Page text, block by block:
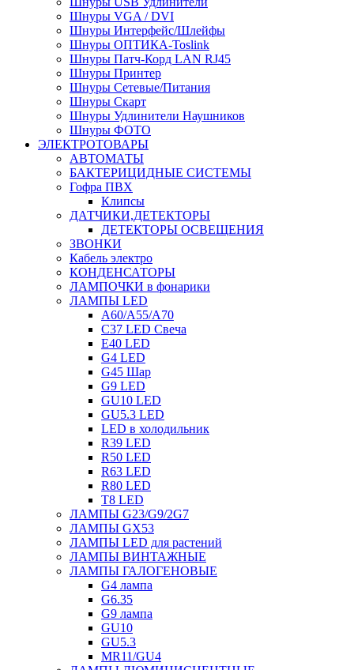
Шнуры VGA / DVI
Шнуры Интерфейс/Шлейфы
Шнуры ОПТИКА-Toslink
Шнуры Патч-Корд LAN RJ45
Шнуры Принтер
Шнуры Сетевые/Питания
Шнуры Скарт
Шнуры Удлинители Наушников
Шнуры ФОТО
ЭЛЕКТРОТОВАРЫ
АВТОМАТЫ
БАКТЕРИЦИДНЫЕ СИСТЕМЫ
Гофра ПВХ
Клипсы
ДАТЧИКИ,ДЕТЕКТОРЫ
ДЕТЕКТОРЫ ОСВЕЩЕНИЯ
ЗВОНКИ
Кабель электро
КОНДЕНСАТОРЫ
ЛАМПОЧКИ в фонарики
ЛАМПЫ LED
A60/A55/A70
C37 LED Свеча
E40 LED
G4 LED
G45 Шар
G9 LED
GU10 LED
GU5.3 LED
LED в холодильник
R39 LED
R50 LED
R63 LED
R80 LED
T8 LED
ЛАМПЫ G23/G9/2G7
ЛАМПЫ GX53
ЛАМПЫ LED для растений
ЛАМПЫ ВИНТАЖНЫЕ
ЛАМПЫ ГАЛОГЕНОВЫЕ
G4 лампа
G6.35
G9 лампа
GU10
GU5.3
MR11/GU4